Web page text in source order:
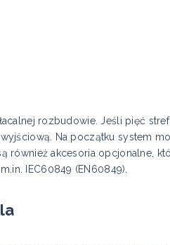
rozbudowie. Jeśli pięć
Na początku system
akcesoria opcjonalne,
IEC60849 (EN60849).